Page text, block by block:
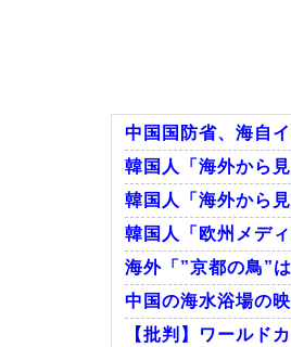
中国国防省、海自
韓国人「海外から
韓国人「海外から
韓国人「欧州メデ
海外「”京都の鳥”
中国の海水浴場の
【批判】ワールド